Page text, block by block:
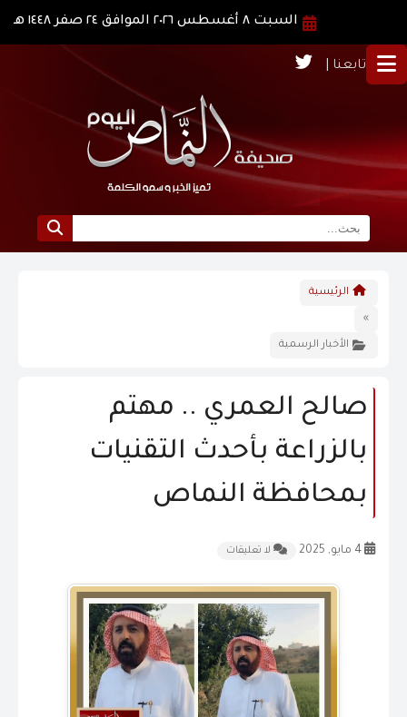
السبت ٨ أغسطس ٢٠٢٦ الموافق ٢٤ صفر ١٤٤٨ هـ
تابعنا |
نبذة عن النماص
الرؤية و الرسالة
الاخبار
الرئيسية
»
الأخبار الرسمية
صالح العمري .. مهتم
بالزراعة بأحدث التقنيات
بمحافظة النماص
لا تعليقات